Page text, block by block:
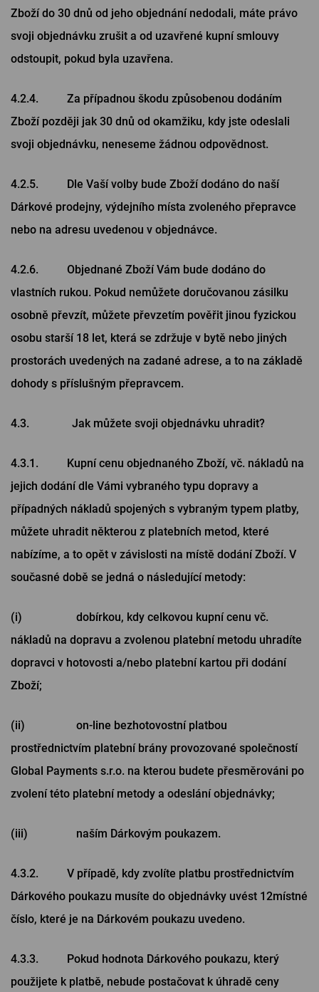
Zboží do 30 dnů od jeho objednání nedodali, máte právo
svoji objednávku zrušit a od uzavřené kupní smlouvy
odstoupit, pokud byla uzavřena.
4.2.4. Za případnou škodu způsobenou dodáním
Zboží později jak 30 dnů od okamžiku, kdy jste odeslali
svoji objednávku, neneseme žádnou odpovědnost.
4.2.5. Dle Vaší volby bude Zboží dodáno do naší
Dárkové prodejny, výdejního místa zvoleného přepravce
nebo na adresu uvedenou v objednávce.
4.2.6. Objednané Zboží Vám bude dodáno do
vlastních rukou. Pokud nemůžete doručovanou zásilku
osobně převzít, můžete převzetím pověřit jinou fyzickou
osobu starší 18 let, která se zdržuje v bytě nebo jiných
prostorách uvedených na zadané adrese, a to na základě
dohody s příslušným přepravcem.
4.3. Jak můžete svoji objednávku uhradit?
4.3.1. Kupní cenu objednaného Zboží, vč. nákladů na
jejich dodání dle Vámi vybraného typu dopravy a
případných nákladů spojených s vybraným typem platby,
můžete uhradit některou z platebních metod, které
nabízíme, a to opět v závislosti na místě dodání Zboží. V
současné době se jedná o následující metody:
(i) dobírkou, kdy celkovou kupní cenu vč.
nákladů na dopravu a zvolenou platební metodu uhradíte
dopravci v hotovosti a/nebo platební kartou při dodání
Zboží;
(ii) on-line bezhotovostní platbou
prostřednictvím platební brány provozované společností
Global Payments s.r.o. na kterou budete přesměrováni po
zvolení této platební metody a odeslání objednávky;
(iii) naším Dárkovým poukazem.
4.3.2. V případě, kdy zvolíte platbu prostřednictvím
Dárkového poukazu musíte do objednávky uvést 12místné
číslo, které je na Dárkovém poukazu uvedeno.
4.3.3. Pokud hodnota Dárkového poukazu, který
použijete k platbě, nebude postačovat k úhradě ceny